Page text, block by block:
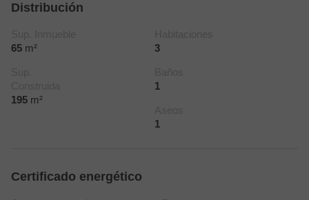
Distribución
65 m²
195 m²
3
1
1
Certificado energético